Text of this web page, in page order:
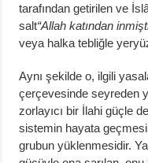
tarafından getirilen ve
salt“Allah katından
veya halka tebliğle
Aynı şekilde o, ilgili
çerçevesinde seyreden
zorlayıcı bir İlahi güçle
sistemin hayata
grubun yüklenmesidir.